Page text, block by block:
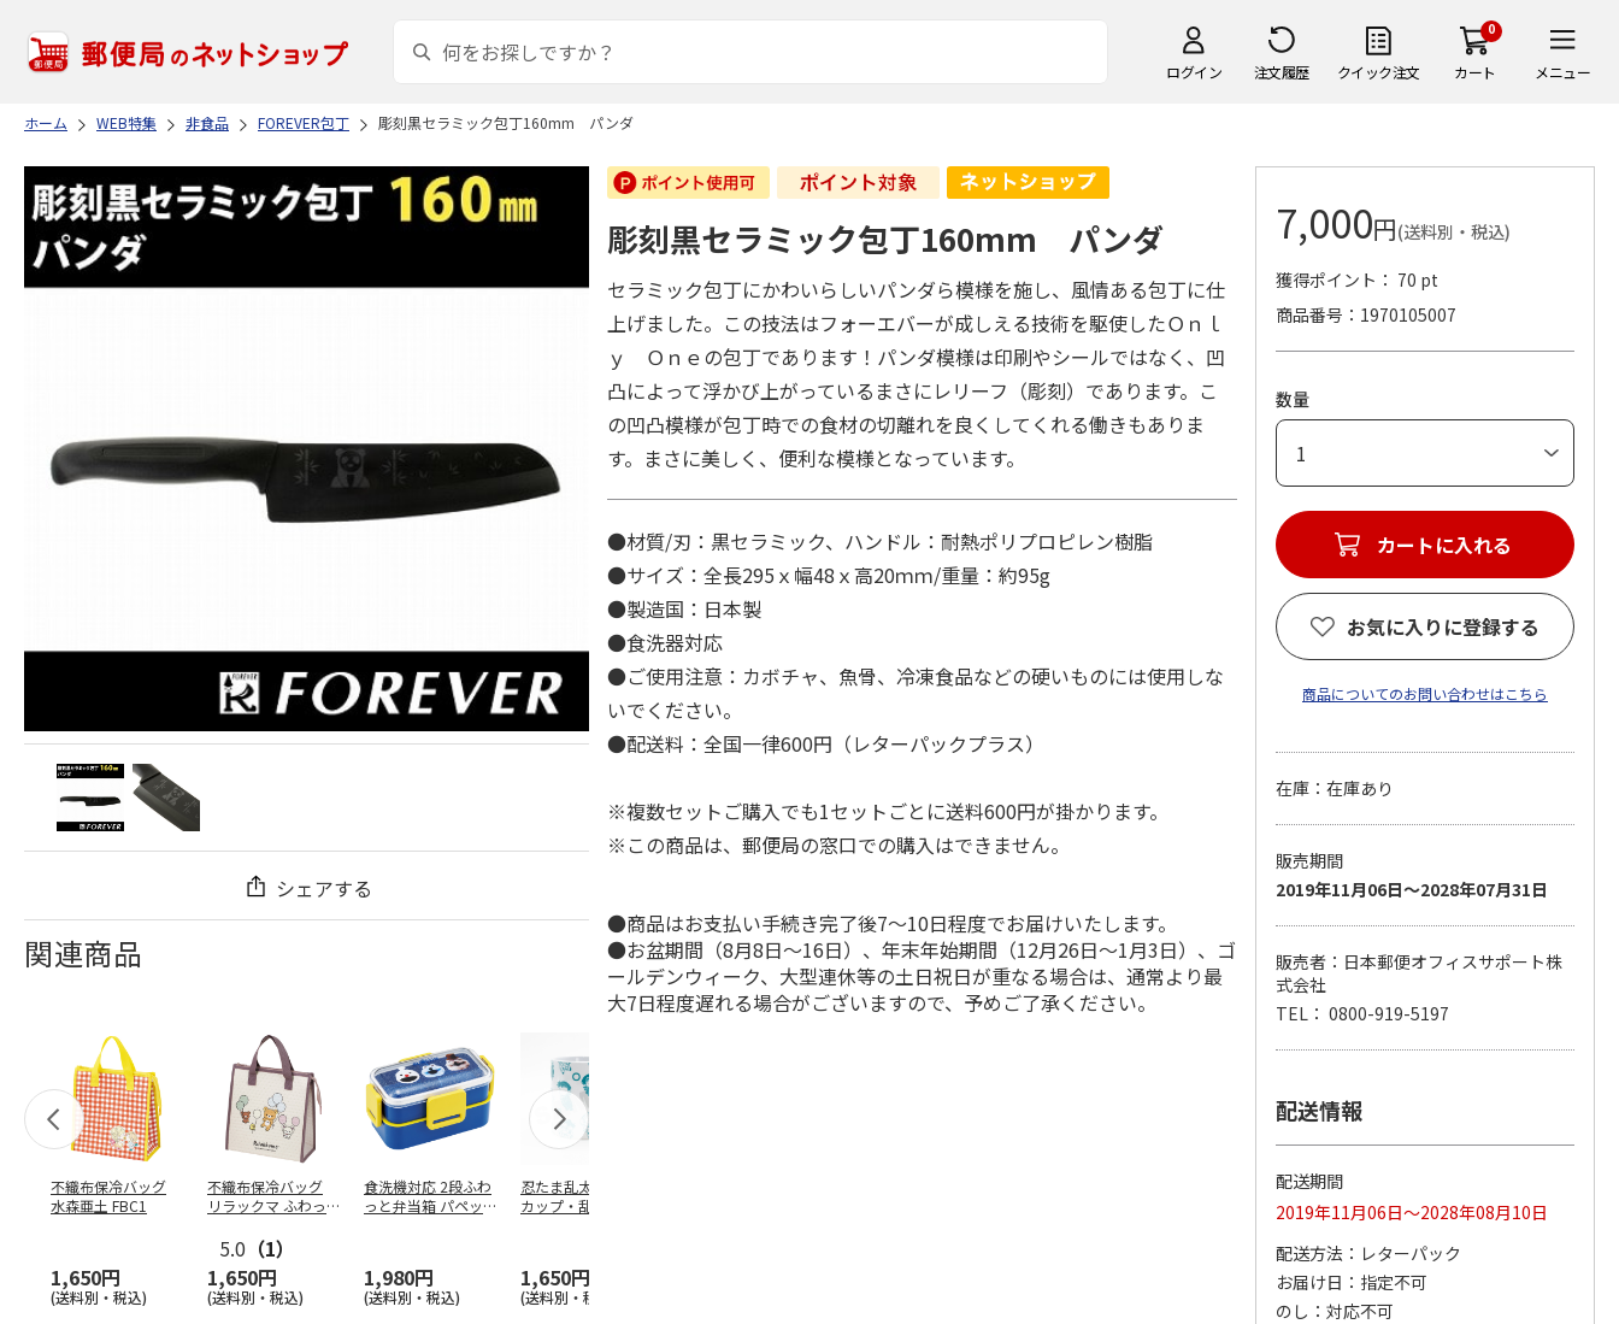
ログイン 注文履歴 クイック注文
0
カート メニュー
ホーム WEB特集 非食品 FOREVER包丁 彫刻黒セラミック包丁160mm パンダ
シェアする
関連商品
不織布保冷バッグ
水森亜土 FBC1
1,650円
(送料別・税込)
不織布保冷バッグ
リラックマ ふわっ
5.0 （1）
1,650円
(送料別・税込)
食洗機対応 2段ふわ
っと弁当箱 パペッ
1,980円
(送料別・税込)
忍たま乱太郎 マグ
カップ・乱太郎・き
1,650円
(送料別・税込)
ふわっとフタタイト
ランチボックス角型
パペットスンスン
R…
1,485円
(送料別・税込)
グボトル 500ml リ
ラックマ リラッ
彫刻黒セラミック包丁160mm パンダ
セラミック包丁にかわいらしいパンダら模様を施し、風情ある包丁に仕
上げました。この技法はフォーエバーが成しえる技術を駆使したＯｎｌ
ｙ Ｏｎｅの包丁であります！パンダ模様は印刷やシールではなく、凹
凸によって浮かび上がっているまさにレリーフ（彫刻）であります。こ
の凹凸模様が包丁時での食材の切離れを良くしてくれる働きもありま
す。まさに美しく、便利な模様となっています。
●材質/刃：黒セラミック、ハンドル：耐熱ポリプロピレン樹脂
●サイズ：全長295ｘ幅48ｘ高20ｍｍ/重量：約95g
●製造国：日本製
●食洗器対応
●ご使用注意：カボチャ、魚骨、冷凍食品などの硬いものには使用しな
いでください。
●配送料：全国一律600円（レターパックプラス）
※複数セットご購入でも1セットごとに送料600円が掛かります。
※この商品は、郵便局の窓口での購入はできません。
●商品はお支払い手続き完了後7～10日程度でお届けいたします。
●お盆期間（8月8日～16日）、年末年始期間（12月26日～1月3日）、ゴ
ールデンウィーク、大型連休等の土日祝日が重なる場合は、通常より最
大7日程度遅れる場合がございますので、予めご了承ください。
7,000円(送料別・税込)
獲得ポイント： 70 pt
商品番号
1970105007
数量
カートに入れる
お気に入りに登録する
商品についてのお問い合わせはこちら
在庫：在庫あり
販売期間
2019年11月06日～2028年07月31日
販売者：日本郵便オフィスサポート株
式会社
TEL： 0800-919-5197
配送情報
配送期間
2019年11月06日～2028年08月10日
配送方法
レターパック
お届け日
指定不可
のし
対応不可